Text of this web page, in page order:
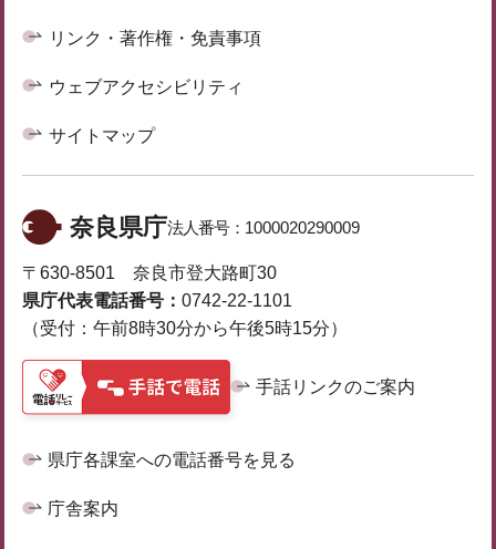
リンク・著作権・免責事項
ウェブアクセシビリティ
サイトマップ
奈良県庁法人番号： 1000020290009
〒630-8501 奈良市登大路町30
県庁代表電話番号： 0742-22-1101
（受付：午前8時30分から午後5時15分）
手話リンクのご案内
県庁各課室への電話番号を見る
庁舎案内